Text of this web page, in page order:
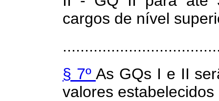
cargos de nível
§ 7º As GQs I e II
valores estabelecidos